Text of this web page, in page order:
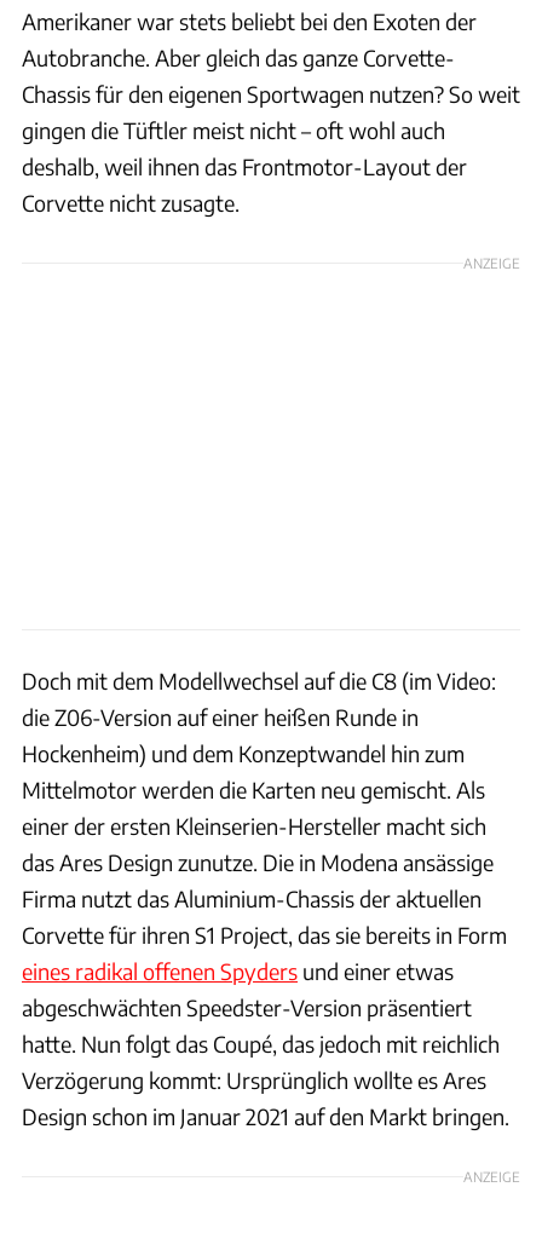
Amerikaner war stets beliebt bei den Exoten der
Autobranche. Aber gleich das ganze Corvette-
Chassis für den eigenen Sportwagen nutzen? So weit
gingen die Tüftler meist nicht – oft wohl auch
deshalb, weil ihnen das Frontmotor-Layout der
Corvette nicht zusagte.
ANZEIGE
Doch mit dem Modellwechsel auf die C8 (im Video:
die Z06-Version auf einer heißen Runde in
Hockenheim) und dem Konzeptwandel hin zum
Mittelmotor werden die Karten neu gemischt. Als
einer der ersten Kleinserien-Hersteller macht sich
das Ares Design zunutze. Die in Modena ansässige
Firma nutzt das Aluminium-Chassis der aktuellen
Corvette für ihren S1 Project, das sie bereits in Form
eines radikal offenen Spyders und einer etwas
abgeschwächten Speedster-Version präsentiert
hatte. Nun folgt das Coupé, das jedoch mit reichlich
Verzögerung kommt: Ursprünglich wollte es Ares
Design schon im Januar 2021 auf den Markt bringen.
ANZEIGE